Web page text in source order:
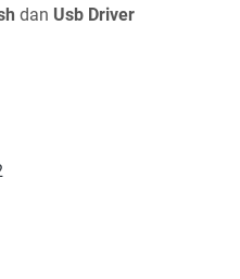
dan Usb Driver